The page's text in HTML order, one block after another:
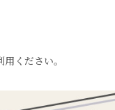
ください。